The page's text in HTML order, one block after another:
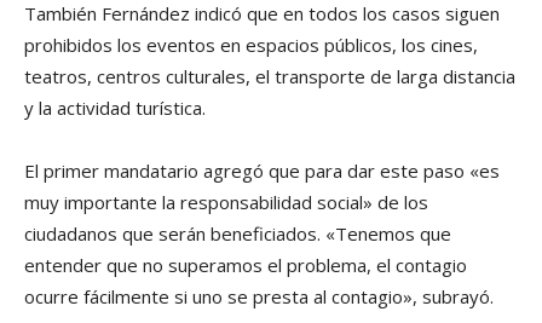
También Fernández indicó que en todos los casos siguen
prohibidos los eventos en espacios públicos, los cines,
teatros, centros culturales, el transporte de larga distancia
y la actividad turística.
El primer mandatario agregó que para dar este paso «es
muy importante la responsabilidad social» de los
ciudadanos que serán beneficiados. «Tenemos que
entender que no superamos el problema, el contagio
ocurre fácilmente si uno se presta al contagio», subrayó.